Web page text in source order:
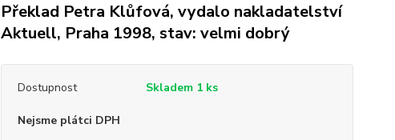
Překlad Petra Klůfová, vydalo nakladatelství
Aktuell, Praha 1998, stav: velmi dobrý
Dostupnost Skladem 1 ks
Nejsme plátci DPH